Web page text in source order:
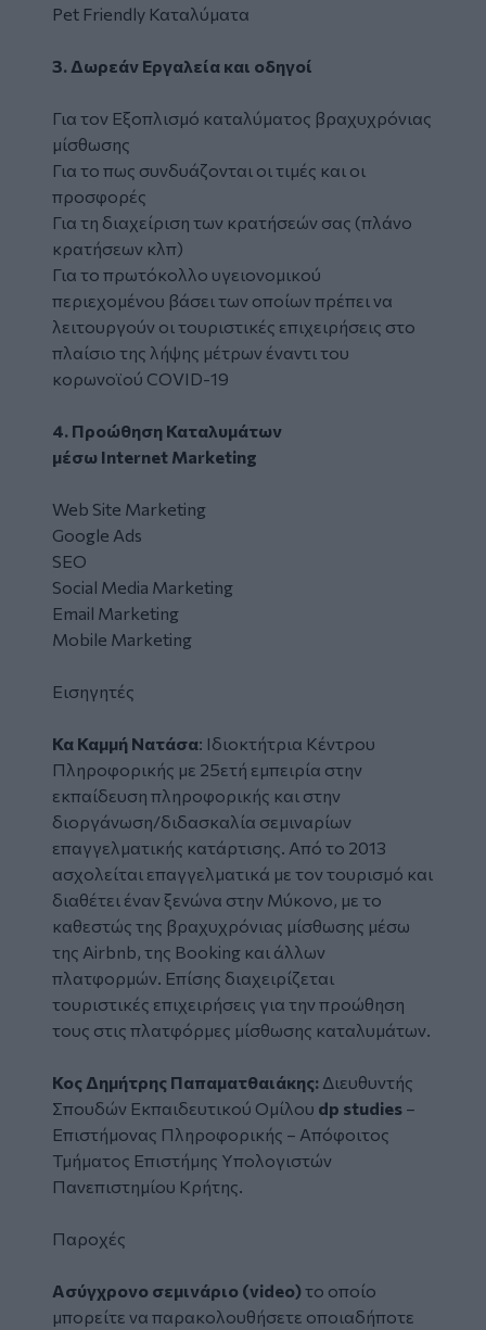
Pet Friendly Καταλύματα
3. Δωρεάν Εργαλεία και οδηγοί
Για τον Εξοπλισμό καταλύματος βραχυχρόνιας
μίσθωσης
Για το πως συνδυάζονται οι τιμές και οι
προσφορές
Για τη διαχείριση των κρατήσεών σας (πλάνο
κρατήσεων κλπ)
Για το πρωτόκολλο υγειονομικού
περιεχομένου βάσει των οποίων πρέπει να
λειτουργούν οι τουριστικές επιχειρήσεις στο
πλαίσιο της λήψης μέτρων έναντι του
κορωνοϊού COVID-19
4. Προώθηση Καταλυμάτων
μέσω Internet Marketing
Web Site Marketing
Google Ads
SEO
Social Media Marketing
Email Marketing
Mobile Marketing
Εισηγητές
Κα Καμμή Νατάσα: Iδιοκτήτρια Κέντρου
Πληροφορικής με 25ετή εμπειρία στην
εκπαίδευση πληροφορικής και στην
διοργάνωση/διδασκαλία σεμιναρίων
επαγγελματικής κατάρτισης. Από το 2013
ασχολείται επαγγελματικά με τον τουρισμό και
διαθέτει έναν ξενώνα στην Μύκονο, με το
καθεστώς της βραχυχρόνιας μίσθωσης μέσω
της Airbnb, της Booking και άλλων
πλατφορμών. Επίσης διαχειρίζεται
τουριστικές επιχειρήσεις για την προώθηση
τους στις πλατφόρμες μίσθωσης καταλυμάτων.
Κος Δημήτρης Παπαματθαιάκης: Διευθυντής
Σπουδών Εκπαιδευτικού Ομίλου dp studies –
Επιστήμονας Πληροφορικής – Απόφοιτος
Τμήματος Επιστήμης Υπολογιστών
Πανεπιστημίου Κρήτης.
Παροχές
Ασύγχρονο σεμινάριο (video)το οποίο
μπορείτε να παρακολουθήσετε οποιαδήποτε